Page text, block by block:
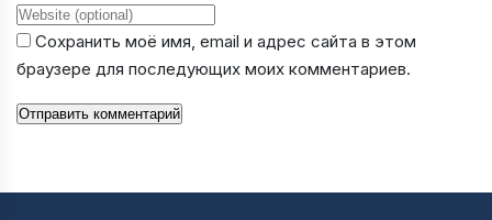
Website
Сохранить моё имя, email и адрес сайта в этом
браузере для последующих моих комментариев.
Отправить комментарий